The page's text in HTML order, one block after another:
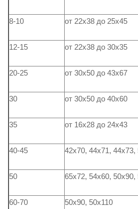
8-10 от 22х38 до 25х45
12-15 от 22х38 до 30х35
20-25 от 30х50 до 43х67
30 от 30х50 до 40х60
35 от 16х28 до 24х43
40-45 42х70, 44х71, 44х73,
50 65х72, 54х60, 50х90,
60-70 50х90, 50х110